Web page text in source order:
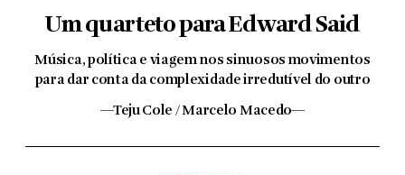
Um quarteto para Edward Said
Música, política e viagem nos sinuosos movimentos
para dar conta da complexidade irredutível do outro
—Teju Cole / Marcelo Macedo—